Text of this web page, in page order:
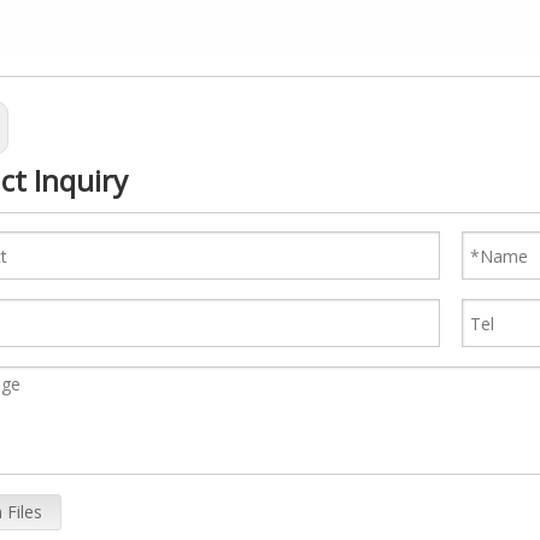
Inquiry
Files